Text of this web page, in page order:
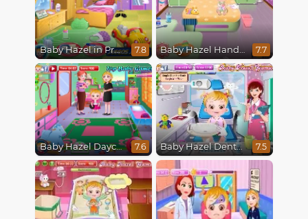
Baby Hazel in Preschool 7.8 Baby Hazel Hand Fracture 7.7
Baby Hazel Daycare 7.6 Baby Hazel Dental Care 7.5